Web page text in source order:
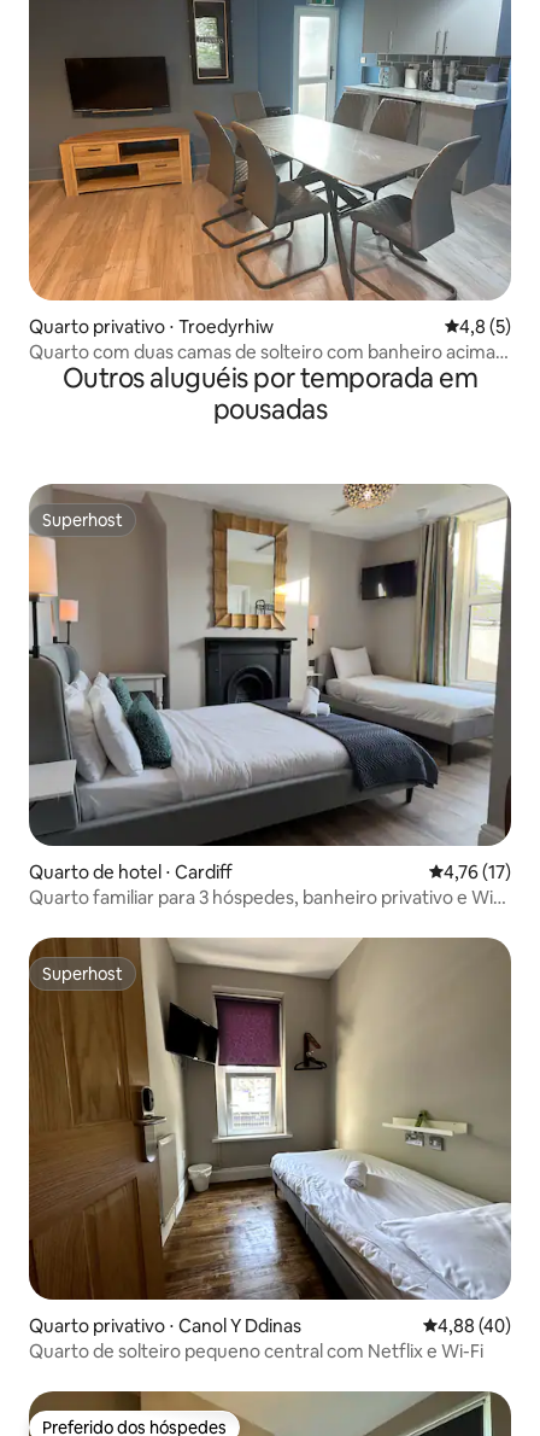
Quarto privativo ⋅ Troedyrhiw 4,8 de
4,8 (5)
Quarto com duas camas de solteiro com banheiro acima
do pubOutros aluguéis por temporada em
pousadas
Superhost
Superhost
Quarto de hotel ⋅ Cardiff 4,76 de uma
4,76 (17)
Quarto familiar para 3 hóspedes, banheiro privativo e Wi-
Superhost
Superhost
Quarto privativo ⋅ Canol Y Ddinas 4,88 de uma
4,88 (40)
Quarto de solteiro pequeno central com Netflix e Wi-Fi
Preferido dos hóspedes